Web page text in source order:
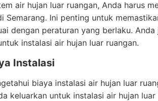
air hujan luar ruangan, Anda harus
Semarang. Ini penting untuk
dengan peraturan yang berlaku.
instalasi air hujan luar ruangan.
Instalasi
biaya instalasi air hujan luar
keluarkan untuk instalasi air hujan